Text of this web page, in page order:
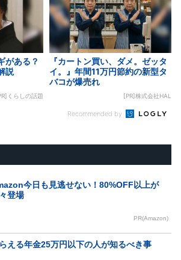
がある？
説
くらしの話題
『カートン買い、ダメ。ゼッタ
イ。』年間11万円節約の新型タ
バコが爆売れ
[PR]株式会社HAL
Recommended by
今日も見逃せない！80%OFF以上が
登場
PR(Amazon)
える年金25万円以下の人が知るべき事